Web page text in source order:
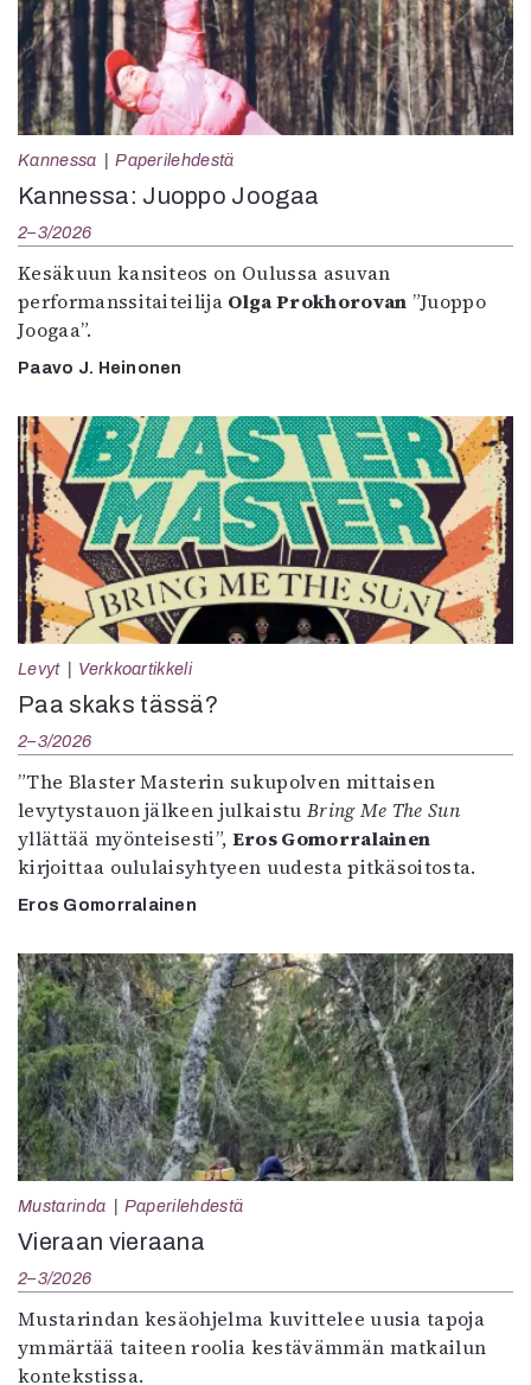
Kannessa Paperilehdestä
Kannessa: Juoppo Joogaa
2–3/2026
Kesäkuun kansiteos on Oulussa asuvan
performanssitaiteilija Olga Prokhorovan ”Juoppo
Joogaa”.
Paavo J. Heinonen
Levyt Verkkoartikkeli
Paa skaks tässä?
2–3/2026
”The Blaster Masterin sukupolven mittaisen
levytystauon jälkeen julkaistu Bring Me The Sun
yllättää myönteisesti”, Eros Gomorralainen
kirjoittaa oululaisyhtyeen uudesta pitkäsoitosta.
Eros Gomorralainen
Mustarinda Paperilehdestä
Vieraan vieraana
2–3/2026
Mustarindan kesäohjelma kuvittelee uusia tapoja
ymmärtää taiteen roolia kestävämmän matkailun
kontekstissa.